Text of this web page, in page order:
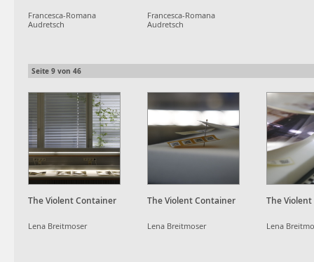
Francesca-Romana
Audretsch
Francesca-Romana
Audretsch
Seite 9 von 46
The Violent Container
Lena Breitmoser
The Violent Container
Lena Breitmoser
The
Lena